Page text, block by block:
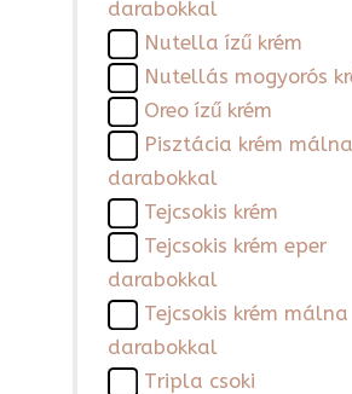
darabokkal
Nutella ízű krém
Nutellás mogyorós
Oreo ízű krém
Pisztácia krém málna
darabokkal
Tejcsokis krém
Tejcsokis krém eper
darabokkal
Tejcsokis krém málna
darabokkal
Tripla csoki